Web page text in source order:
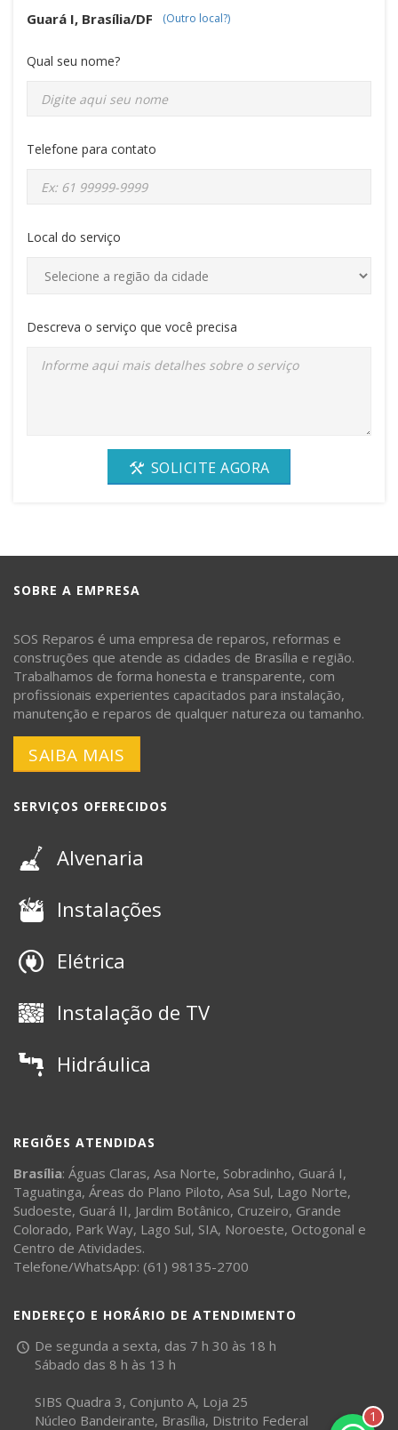
Guará I, Brasília/DF (Outro local?)
Qual seu nome?
Telefone para contato
Local do serviço
Descreva o serviço que você precisa
SOLICITE AGORA
SOBRE A EMPRESA
SOS Reparos é uma empresa de reparos, reformas e
construções que atende as cidades de Brasília e região.
Trabalhamos de forma honesta e transparente, com
profissionais experientes capacitados para instalação,
manutenção e reparos de qualquer natureza ou tamanho.
SAIBA MAIS
SERVIÇOS OFERECIDOS
Alvenaria
Instalações
Elétrica
Instalação de TV
Hidráulica
REGIÕES ATENDIDAS
Brasília: Águas Claras, Asa Norte, Sobradinho, Guará I,
Taguatinga, Áreas do Plano Piloto, Asa Sul, Lago Norte,
Sudoeste, Guará II, Jardim Botânico, Cruzeiro, Grande
Colorado, Park Way, Lago Sul, SIA, Noroeste, Octogonal e
Centro de Atividades.
Telefone/WhatsApp: (61) 98135-2700
ENDEREÇO E HORÁRIO DE ATENDIMENTO
De segunda a sexta, das 7 h 30 às 18 h
Sábado das 8 h às 13 h
SIBS Quadra 3, Conjunto A, Loja 25
Núcleo Bandeirante, Brasília, Distrito Federal
1